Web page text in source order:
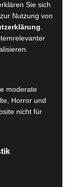
Sie sich
Nutzung von
moderate
Horror und
nicht für